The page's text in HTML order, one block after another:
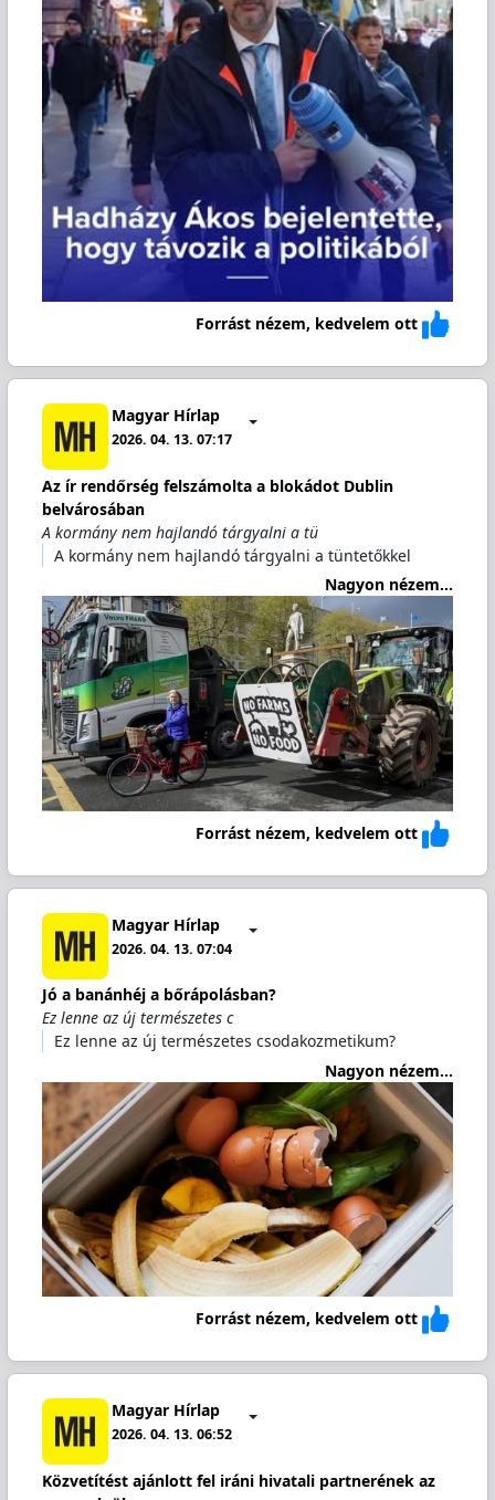
Forrást nézem, kedvelem ott
Magyar Hírlap
2026. 04. 13. 07:17
Az ír rendőrség felszámolta a blokádot Dublin
belvárosában
A kormány nem hajlandó tárgyalni a tü
A kormány nem hajlandó tárgyalni a tüntetőkkel
Nagyon nézem...
Forrást nézem, kedvelem ott
Magyar Hírlap
2026. 04. 13. 07:04
Jó a banánhéj a bőrápolásban?
Ez lenne az új természetes c
Ez lenne az új természetes csodakozmetikum?
Nagyon nézem...
Forrást nézem, kedvelem ott
Magyar Hírlap
2026. 04. 13. 06:52
Közvetítést ajánlott fel iráni hivatali partnerének az